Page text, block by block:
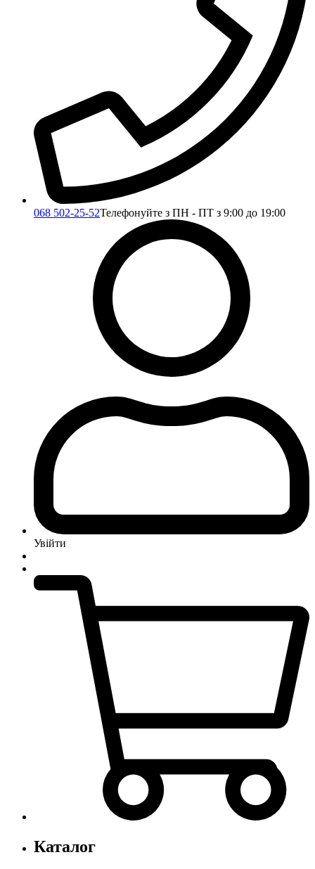
068 502-25-52Телефонуйте з ПН - ПТ з 9:00 до 19:00
Увійти
Каталог